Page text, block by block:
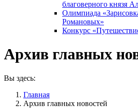
благоверного князя
Олимпиада
Романовых»
Конкурс
Архив главных
Вы здесь:
Главная
Архив главных новостей